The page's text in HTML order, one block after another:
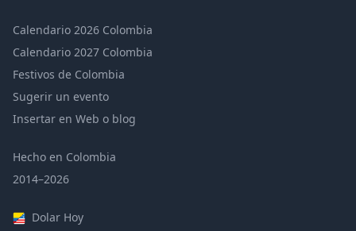
Calendario 2026 Colombia
Calendario 2027 Colombia
Festivos de Colombia
Sugerir un evento
Insertar en Web o blog
Hecho en Colombia
2014–2026
Dolar Hoy